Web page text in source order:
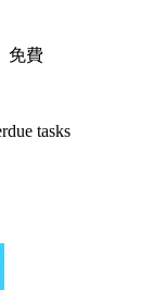
免費
tasks